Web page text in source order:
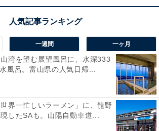
型設計で車内での圧迫感を抑えつつ、
く溶け込むデザインも魅力です。内蔵
ームランプが、夜間の乗降を優しくサ
す。
画質が綺麗で子供が退屈しなくなっ
うなフィット感」と満足度の高い声が
方で、「取り付けには車種別の専用キ
一週間 一ヶ月
湾を望む展望風呂に、水深333
風呂。富山県の人気日帰...
世界一忙しいラーメン」に、龍野
したSAも。山陽自動車道...